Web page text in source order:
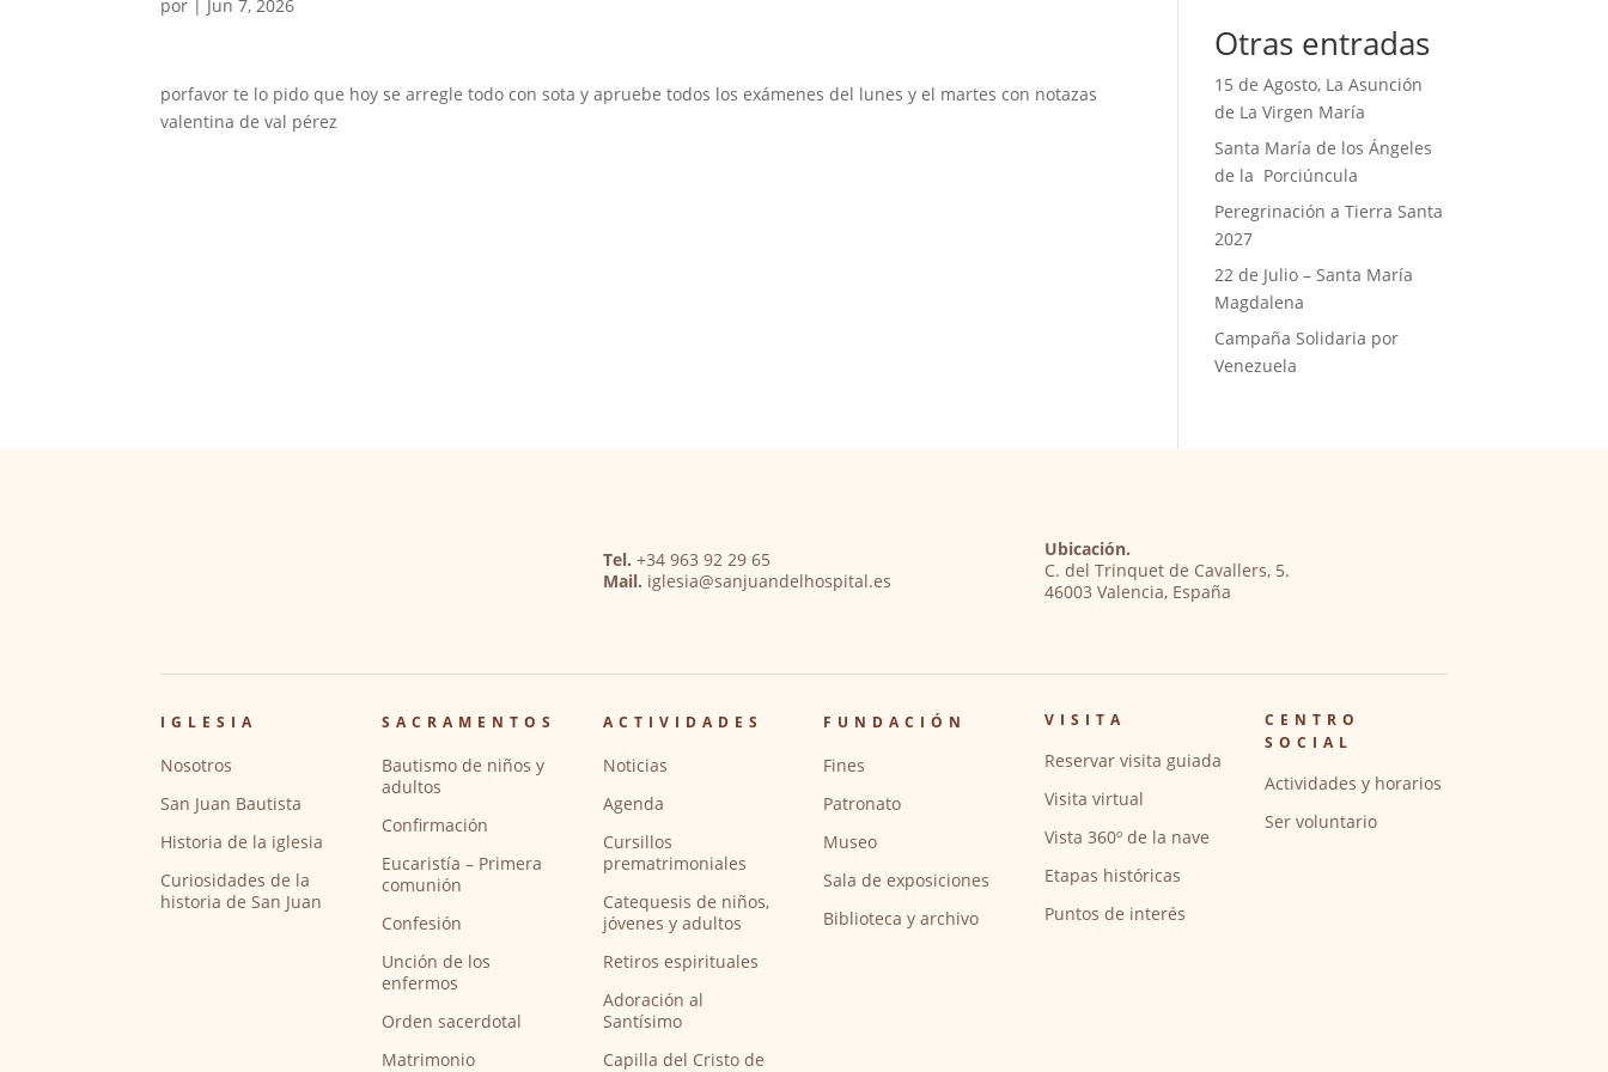
por Jun 7, 2026
porfavor te lo pido que hoy se arregle todo con sota y apruebe todos los exámenes del lunes y el martes con notazas
valentina de val pérez
Otras entradas
15 de Agosto, La Asunción
de La Virgen María
Santa María de los Ángeles
de la Porciúncula
Peregrinación a Tierra Santa
2027
22 de Julio – Santa María
Magdalena
Campaña Solidaria por
Venezuela
Tel. +34 963 92 29 65
Mail. iglesia@sanjuandelhospital.es
Ubicación.
C. del Trinquet de Cavallers, 5.
46003 Valencia, España
IGLESIA
Nosotros
San Juan Bautista
Historia de la iglesia
Curiosidades de la
historia de San Juan
SACRAMENTOS
Bautismo de niños y
adultos
Confirmación
Eucaristía – Primera
comunión
Confesión
Unción de los
enfermos
Orden sacerdotal
Matrimonio
ACTIVIDADES
Noticias
Agenda
Cursillos
prematrimoniales
Catequesis de niños,
jóvenes y adultos
Retiros espirituales
Adoración al
Santísimo
Capilla del Cristo de
FUNDACIÓN
Fines
Patronato
Museo
Sala de exposiciones
Biblioteca y archivo
VISITA
Reservar visita guiada
Visita virtual
Vista 360º de la nave
Etapas históricas
Puntos de interés
CENTRO
SOCIAL
Actividades y horarios
Ser voluntario